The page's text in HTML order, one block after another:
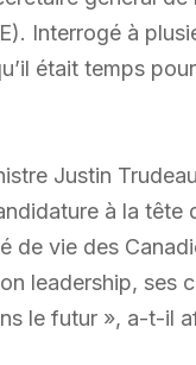
Interrogé à
était temps
Justin
à la tête
de vie des
leadership, ses
le futur », a-t-il